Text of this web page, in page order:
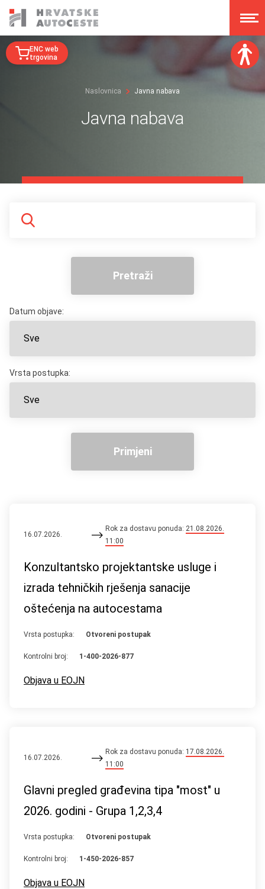
Veličina fonta:
ENC web
trgovina
Naslovnica Javna nabava
Javna nabava
Pretraži
Datum objave:
Vrsta postupka:
Primjeni
16.07.2026.
Rok za dostavu ponuda: 21.08.2026.
11:00
Konzultantsko projektantske usluge i
izrada tehničkih rješenja sanacije
oštećenja na autocestama
Vrsta postupka: Otvoreni postupak
Kontrolni broj: 1-400-2026-877
Objava u EOJN
16.07.2026.
Rok za dostavu ponuda: 17.08.2026.
11:00
Glavni pregled građevina tipa "most" u
2026. godini - Grupa 1,2,3,4
Vrsta postupka: Otvoreni postupak
Kontrolni broj: 1-450-2026-857
Objava u EOJN